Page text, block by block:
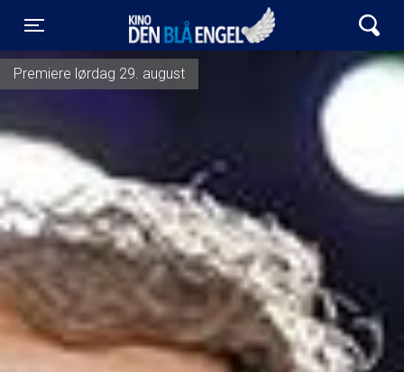
Toggle navigation
Kino Den Blå Engel
Premiere lørdag 29. august